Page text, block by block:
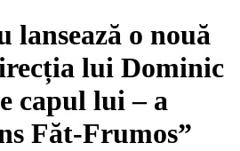
lansează o nouă
lui Dominic
capul lui – a
Făt-Frumos”